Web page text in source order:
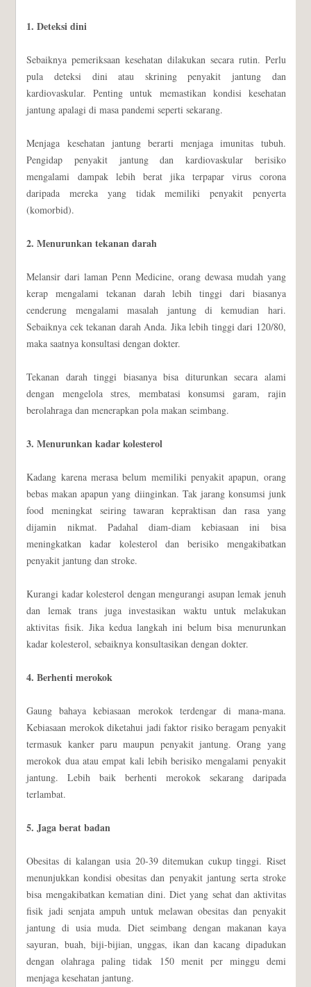
1. Deteksi dini
Sebaiknya pemeriksaan kesehatan dilakukan secara rutin. Perlu
pula deteksi dini atau skrining penyakit jantung dan
kardiovaskular. Penting untuk memastikan kondisi kesehatan
jantung apalagi di masa pandemi seperti sekarang.
Menjaga kesehatan jantung berarti menjaga imunitas tubuh.
Pengidap penyakit jantung dan kardiovaskular berisiko
mengalami dampak lebih berat jika terpapar virus corona
daripada mereka yang tidak memiliki penyakit penyerta
(komorbid).
2. Menurunkan tekanan darah
Melansir dari laman Penn Medicine, orang dewasa mudah yang
kerap mengalami tekanan darah lebih tinggi dari biasanya
cenderung mengalami masalah jantung di kemudian hari.
Sebaiknya cek tekanan darah Anda. Jika lebih tinggi dari 120/80,
maka saatnya konsultasi dengan dokter.
Tekanan darah tinggi biasanya bisa diturunkan secara alami
dengan mengelola stres, membatasi konsumsi garam, rajin
berolahraga dan menerapkan pola makan seimbang.
3. Menurunkan kadar kolesterol
Kadang karena merasa belum memiliki penyakit apapun, orang
bebas makan apapun yang diinginkan. Tak jarang konsumsi junk
food meningkat seiring tawaran kepraktisan dan rasa yang
dijamin nikmat. Padahal diam-diam kebiasaan ini bisa
meningkatkan kadar kolesterol dan berisiko mengakibatkan
penyakit jantung dan stroke.
Kurangi kadar kolesterol dengan mengurangi asupan lemak jenuh
dan lemak trans juga investasikan waktu untuk melakukan
aktivitas fisik. Jika kedua langkah ini belum bisa menurunkan
kadar kolesterol, sebaiknya konsultasikan dengan dokter.
4. Berhenti merokok
Gaung bahaya kebiasaan merokok terdengar di mana-mana.
Kebiasaan merokok diketahui jadi faktor risiko beragam penyakit
termasuk kanker paru maupun penyakit jantung. Orang yang
merokok dua atau empat kali lebih berisiko mengalami penyakit
jantung. Lebih baik berhenti merokok sekarang daripada
terlambat.
5. Jaga berat badan
Obesitas di kalangan usia 20-39 ditemukan cukup tinggi. Riset
menunjukkan kondisi obesitas dan penyakit jantung serta stroke
bisa mengakibatkan kematian dini. Diet yang sehat dan aktivitas
fisik jadi senjata ampuh untuk melawan obesitas dan penyakit
jantung di usia muda. Diet seimbang dengan makanan kaya
sayuran, buah, biji-bijian, unggas, ikan dan kacang dipadukan
dengan olahraga paling tidak 150 menit per minggu demi
menjaga kesehatan jantung.